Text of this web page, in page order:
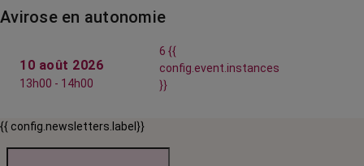
Avirose en autonomie
10 août 2026
13h00 - 14h00
6 {{
config.event.instances
}}
{{ config.newsletters.label}}